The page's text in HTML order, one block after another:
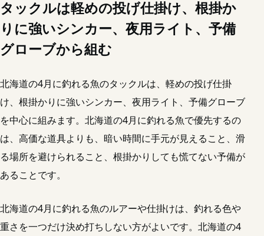
タックルは軽めの投げ仕掛け、根掛か
りに強いシンカー、夜用ライト、予備
グローブから組む
北海道の4月に釣れる魚のタックルは、軽めの投げ仕掛
け、根掛かりに強いシンカー、夜用ライト、予備グローブ
を中心に組みます。北海道の4月に釣れる魚で優先するの
は、高価な道具よりも、暗い時間に手元が見えること、滑
る場所を避けられること、根掛かりしても慌てない予備が
あることです。
北海道の4月に釣れる魚のルアーや仕掛けは、釣れる色や
重さを一つだけ決め打ちしない方がよいです。北海道の4